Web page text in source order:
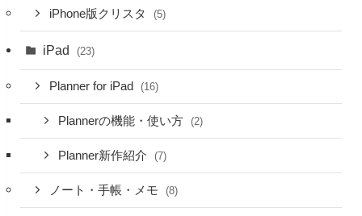
iPhone版クリスタ (5)
iPad (23)
Planner for iPad (16)
Plannerの機能・使い方 (2)
Planner新作紹介 (7)
ノート・手帳・メモ (8)